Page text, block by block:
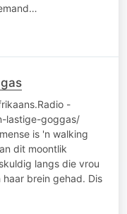
-
lastige-goggas/
is 'n walking
dit moontlik
langs die vrou
brein gehad. Dis